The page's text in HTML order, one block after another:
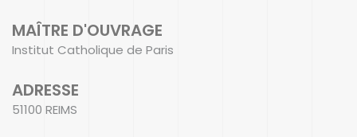
MAÎTRE D'OUVRAGE
Institut Catholique de Paris
ADRESSE
51100 REIMS